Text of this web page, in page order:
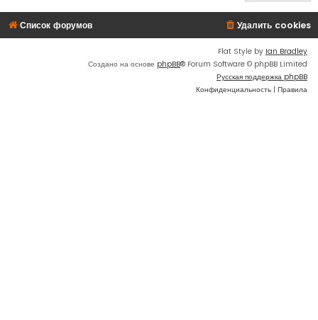
Список форумов Удалить cookies
Flat Style by Ian Bradley
Создано на основе phpBB® Forum Software © phpBB Limited
Русская поддержка phpBB
Конфиденциальность | Правила